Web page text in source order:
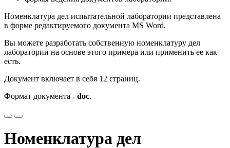
Номенклатура дел испытательной лаборатории представлена
в форме редактируемого документа MS Word.
Вы можете разработать собственную номенклатуру дел
лаборатории на основе этого примера или применить ее как
есть.
Документ включает в себя 12 страниц.
Формат документа - doc.
Номенклатура дел